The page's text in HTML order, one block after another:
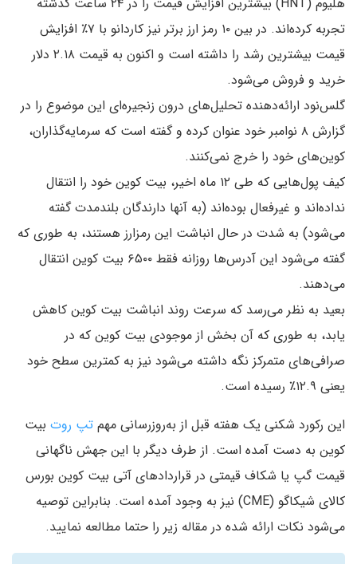
تجربه کرده‌اند. در بین ۱۰ رمز ارز برتر نیز کاردانو با ۷٪ افزایش
قیمت بیشترین رشد را داشته است و اکنون به قیمت ۲.۱۸ دلار
خرید و فروش می‌شود.
گلس‌نود ارائه‌دهنده تحلیل‌های درون زنجیره‌ای این موضوع را در
گزارش ۸ نوامبر خود عنوان کرده و گفته است که سرمایه‌گذاران،
کوین‌های خود را خرج نمی‌کنند.
کیف پول‌هایی که طی ۱۲ ماه اخیر، بیت کوین خود را انتقال
نداده‌اند و غیرفعال بوده‌اند (به آنها دارندگان بلندمدت گفته
می‌شود) به شدت در حال انباشت این رمزارز هستند، به طوری که
گفته می‌شود این آدرس‌ها روزانه فقط ۶۵۰۰ بیت کوین انتقال
می‌دهند.
بعید به نظر می‌رسد که سرعت روند انباشت بیت کوین کاهش
یابد، به طوری که آن بخش از موجودی بیت کوین که در
صرافی‌های متمرکز نگه داشته می‌شود نیز به کمترین سطح خود
یعنی ۱۲.۹٪ رسیده است.
این رکورد شکنی یک هفته قبل از به‌روزرسانی مهم تپ روت بیت
کوین به دست آمده است. از طرف دیگر با این جهش ناگهانی
قیمت گپ یا شکاف قیمتی در قراردادهای آتی بیت کوین بورس
کالای شیکاگو (CME) نیز به وجود آمده است. بنابراین توصیه
می‌شود نکات ارائه شده در مقاله زیر را حتما مطالعه نمایید.